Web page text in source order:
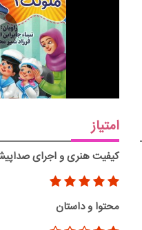
امتیاز
کیفیت هنری و اجرای
محتوا و داستان